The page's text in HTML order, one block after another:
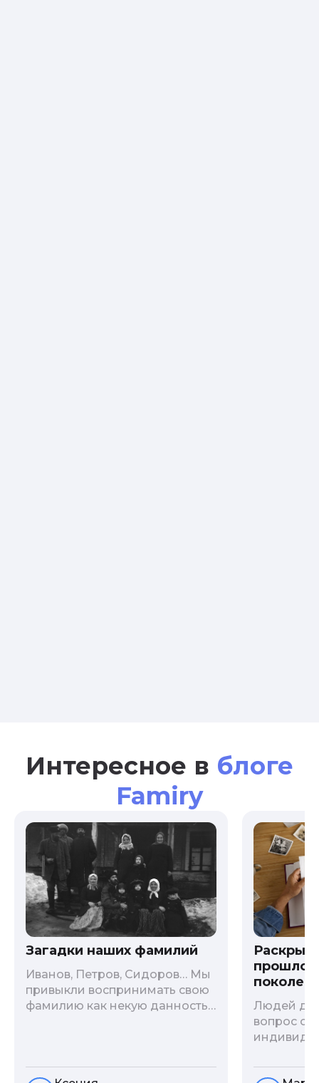
Интересное в блоге
Famiry
Загадки наших фамилий
Иванов, Петров, Сидоров… Мы
привыкли воспринимать свою
фамилию как некую данность,
порой неблагозвучной или,
Людей
вопрос о
больше -